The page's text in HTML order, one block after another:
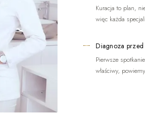
Kuracja to plan,
więc każda
Diagnoza
Pierwsze
właściwy,